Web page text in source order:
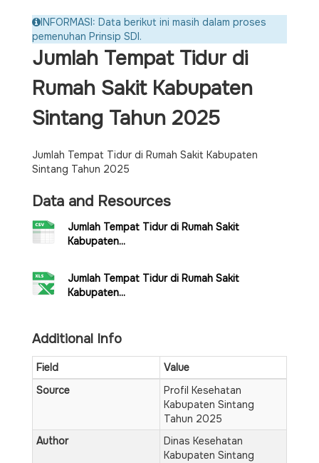
INFORMASI: Data berikut ini masih dalam proses
pemenuhan Prinsip SDI.
Jumlah Tempat Tidur di
Rumah Sakit Kabupaten
Sintang Tahun 2025
Jumlah Tempat Tidur di Rumah Sakit Kabupaten
Sintang Tahun 2025
Data and Resources
Jumlah Tempat Tidur di Rumah Sakit
Kabupaten...
Jumlah Tempat Tidur di Rumah Sakit
Kabupaten...
Additional Info
Field
Value
Source
Profil Kesehatan
Kabupaten Sintang
Tahun 2025
Author
Dinas Kesehatan
Kabupaten Sintang